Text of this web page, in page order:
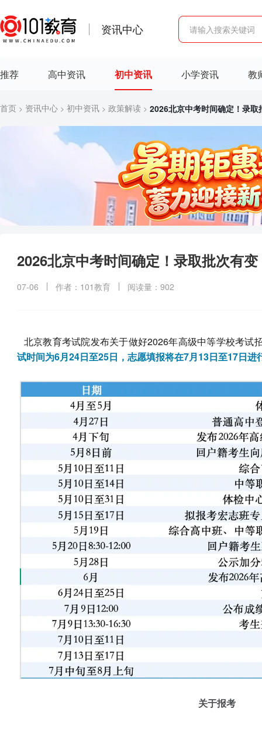
资讯中心
推荐 高中资讯 初中资讯 小学资讯 教
首页 > 资讯中心 > 初中资讯 > 政策解读 > 2026北京中考时间确定！录
2026北京中考时间确定！录取批次有
07-06 作者：101教育 阅读量：902
北京教育考试院发布关于做好2026年高级中等学校考试
试时间为6月24日至25日，志愿填报将在7月13日至17日进
关于报考